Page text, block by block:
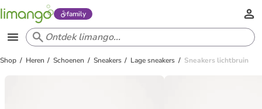
family
Shop Heren Schoenen Sneakers Lage sneakers Sneakers lichtbruin